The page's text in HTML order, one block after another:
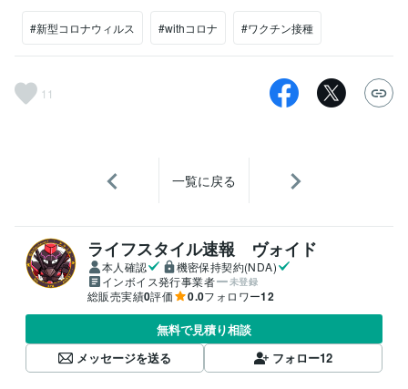
#新型コロナウィルス #withコロナ #ワクチン接種
11
一覧に戻る
ライフスタイル速報 ヴォイド
本人確認
機密保持契約(NDA)
インボイス発行事業者
未登録
総販売実績0評価 0.0フォロワー12
無料で見積り相談
メッセージを送る
フォロー12